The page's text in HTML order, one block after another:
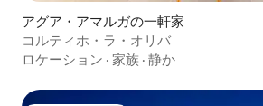
アグア・アマルガの一軒家
コルティホ・ラ・オリバ
ロケーション · 家族 · 静か